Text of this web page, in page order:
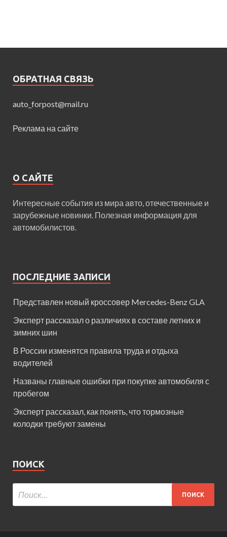
ОБРАТНАЯ СВЯЗЬ
auto_forpost@mail.ru
Реклама на сайте
О САЙТЕ
Интересные события из мира авто, отечественные и
зарубежные новинки. Полезная информация для
автомобилистов.
ПОСЛЕДНИЕ ЗАПИСИ
Представлен новый кроссовер Mercedes-Benz GLA
Эксперт рассказал о различиях в составе летних и
зимних шин
В России изменятся правила труда и отдыха
водителей
Названы главные ошибки при покупке автомобиля с
пробегом
Эксперт рассказал, как понять, что тормозные
колодки требуют замены
ПОИСК